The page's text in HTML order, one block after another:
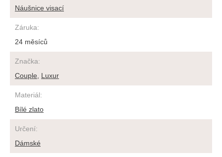
Náušnice visací
Záruka:
24 měsíců
Značka:
Couple
Luxur
Materiál:
Bílé zlato
Určení:
Dámské